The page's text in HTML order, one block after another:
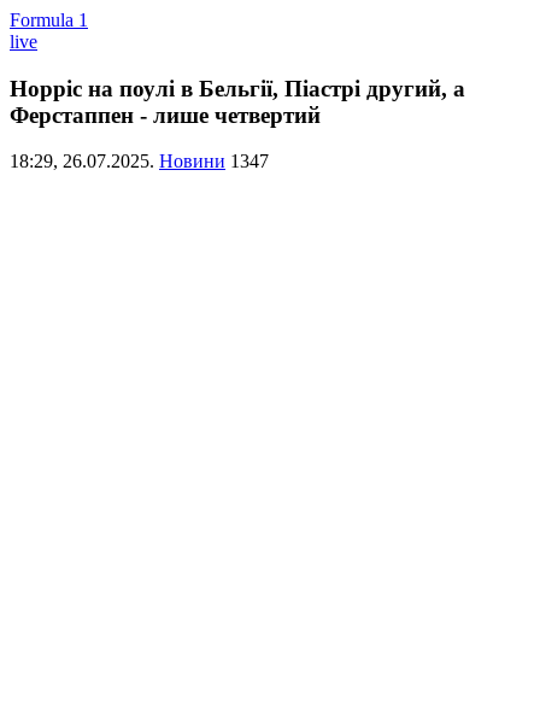
Formula 1
live
Норріс на поулі в Бельгії, Піастрі другий, а
Ферстаппен - лише четвертий
18:29, 26.07.2025. Новини 1347